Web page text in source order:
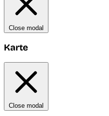
Close modal
Karte
Close modal